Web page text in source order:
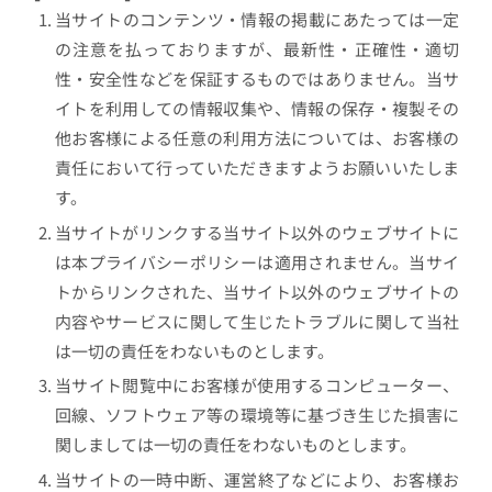
当サイトのコンテンツ・情報の掲載にあたっては一定
の注意を払っておりますが、最新性・正確性・適切
性・安全性などを保証するものではありません。当サ
イトを利用しての情報収集や、情報の保存・複製その
他お客様による任意の利用方法については、お客様の
責任において行っていただきますようお願いいたしま
す。
当サイトがリンクする当サイト以外のウェブサイトに
は本プライバシーポリシーは適用されません。当サイ
トからリンクされた、当サイト以外のウェブサイトの
内容やサービスに関して生じたトラブルに関して当社
は一切の責任をわないものとします。
当サイト閲覧中にお客様が使用するコンピューター、
回線、ソフトウェア等の環境等に基づき生じた損害に
関しましては一切の責任をわないものとします。
当サイトの一時中断、運営終了などにより、お客様お